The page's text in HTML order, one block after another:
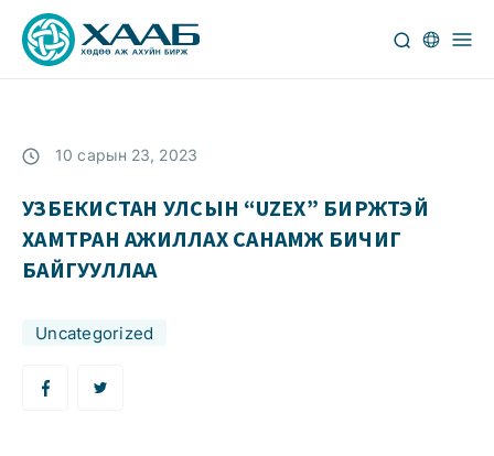
10 сарын 23, 2023
УЗБЕКИСТАН УЛСЫН “UZEX” БИРЖТЭЙ
ХАМТРАН АЖИЛЛАХ САНАМЖ БИЧИГ
БАЙГУУЛЛАА
Uncategorized